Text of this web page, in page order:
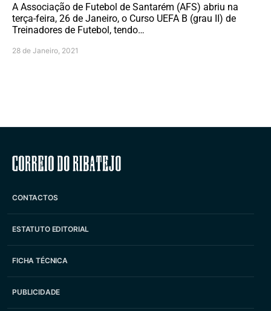
A Associação de Futebol de Santarém (AFS) abriu na
terça-feira, 26 de Janeiro, o Curso UEFA B (grau II) de
Treinadores de Futebol, tendo…
28 de Janeiro, 2021
Correio do Ribatejo
CONTACTOS
ESTATUTO EDITORIAL
FICHA TÉCNICA
PUBLICIDADE